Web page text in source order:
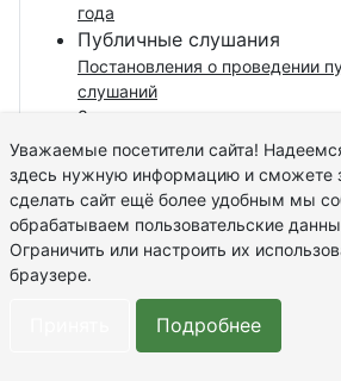
года
Публичные слушания
Постановления о проведении
слушаний
Заключения о результатах
Тексты проектов
внесенных в ЭГСД
Порядок обжалования
Уважаемые посетители сайта!
здесь нужную информацию и сможете
сделать сайт ещё более удобным мы
обрабатываем пользовательские
Ограничить или настроить их
браузере.
Подробнее